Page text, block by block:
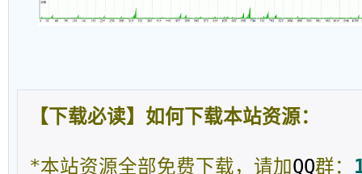
【下载必读】如何下载本站资源：
*本站资源全部免费下载，请加QQ群：